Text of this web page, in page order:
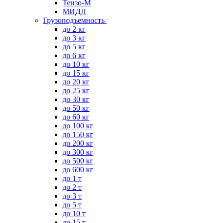
Тензо-М
МИДЛ
Грузоподъемность
до 2 кг
до 3 кг
до 5 кг
до 6 кг
до 10 кг
до 15 кг
до 20 кг
до 25 кг
до 30 кг
до 50 кг
до 60 кг
до 100 кг
до 150 кг
до 200 кг
до 300 кг
до 500 кг
до 600 кг
до 1 т
до 2 т
до 3 т
до 5 т
до 10 т